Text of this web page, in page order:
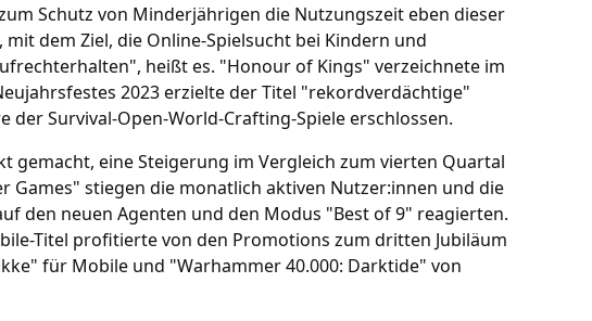
Schutz von Minderjährigen die Nutzungszeit eben dieser
dem Ziel, die Online-Spielsucht bei Kindern und
heißt es. "Honour of Kings" verzeichnete im
2023 erzielte der Titel "rekordverdächtige"
Survival-Open-World-Crafting-Spiele erschlossen.
gemacht, eine Steigerung im Vergleich zum vierten Quartal
stiegen die monatlich aktiven Nutzer:innen und die
den neuen Agenten und den Modus "Best of 9" reagierten.
Titel profitierte von den Promotions zum dritten Jubiläum
für Mobile und "Warhammer 40.000: Darktide" von